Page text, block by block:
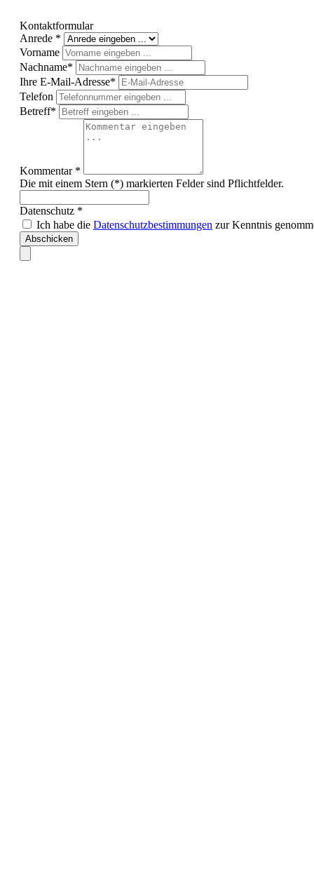
Kontaktformular
Anrede *
Vorname
Nachname*
Ihre E-Mail-Adresse*
Telefon
Betreff*
Kommentar *
Die mit einem Stern (*) markierten Felder sind Pflichtfelder.
Datenschutz *
Ich habe die Datenschutzbestimmungen zur Kenntnis
Abschicken